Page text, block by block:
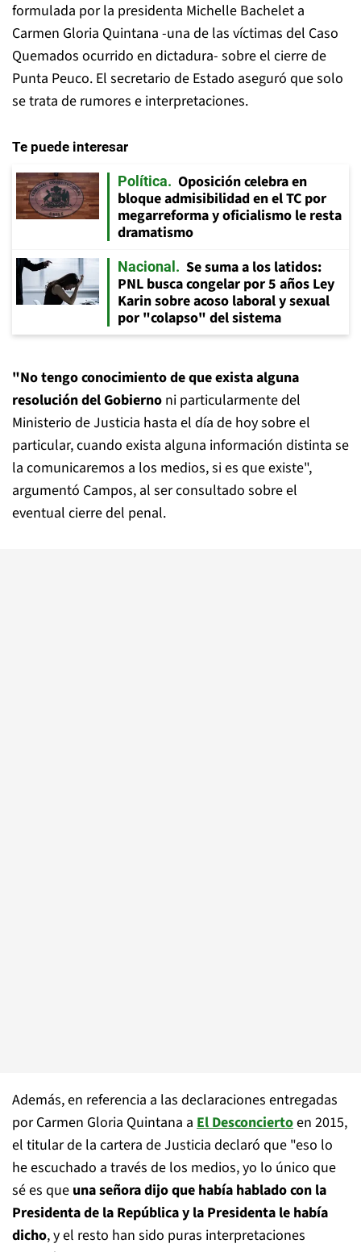
formulada por la presidenta Michelle Bachelet a
Carmen Gloria Quintana -una de las víctimas del Caso
Quemados ocurrido en dictadura- sobre el cierre de
Punta Peuco. El secretario de Estado aseguró que solo
se trata de rumores e interpretaciones.
Te puede interesar
Política
Oposición celebra en
bloque admisibilidad en el TC por
megarreforma y oficialismo le resta
dramatismo
Nacional
Se suma a los latidos:
PNL busca congelar por 5 años Ley
Karin sobre acoso laboral y sexual
por "colapso" del sistema
"No tengo conocimiento de que exista alguna
resolución del Gobierno ni particularmente del
Ministerio de Justicia hasta el día de hoy sobre el
particular, cuando exista alguna información distinta se
la comunicaremos a los medios, si es que existe",
argumentó Campos, al ser consultado sobre el
eventual cierre del penal.
Además, en referencia a las declaraciones entregadas
por Carmen Gloria Quintana a El Desconciertoen 2015,
el titular de la cartera de Justicia declaró que "eso lo
he escuchado a través de los medios, yo lo único que
sé es que una señora dijo que había hablado con la
Presidenta de la República y la Presidenta le había
dicho, y el resto han sido puras interpretaciones